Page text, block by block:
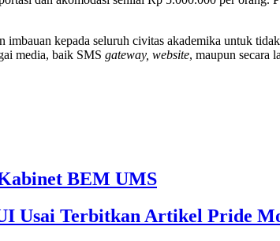
kepada seluruh civitas akademika untuk
media, baik SMS gateway, website, maupun secara
BEM UMS
Usai Terbitkan Artikel Pride